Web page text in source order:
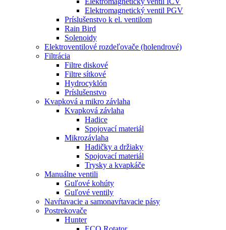
Elektromagnetický ventil PGV
Príslušenstvo k el. ventilom
Rain Bird
Solenoidy
Elektroventilové rozdeľovače (holendrové)
Filtrácia
Filtre diskové
Filtre sítkové
Hydrocyklón
Príslušenstvo
Kvapková a mikro závlaha​
Kvapková závlaha
Hadice
Spojovací materiál
Mikrozávlaha
Hadičky a držiaky
Spojovací materiál
Trysky a kvapkáče
Manuálne ventili
Guľové kohúty
Guľové ventily
Navŕtavacie a samonavŕtavacie pásy
Postrekovače
Hunter